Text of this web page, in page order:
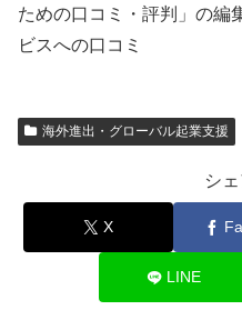
ための口コミ・評判」の編
ビスへの口コミ
海外進出・グローバル起業支援
シ
X
LINE